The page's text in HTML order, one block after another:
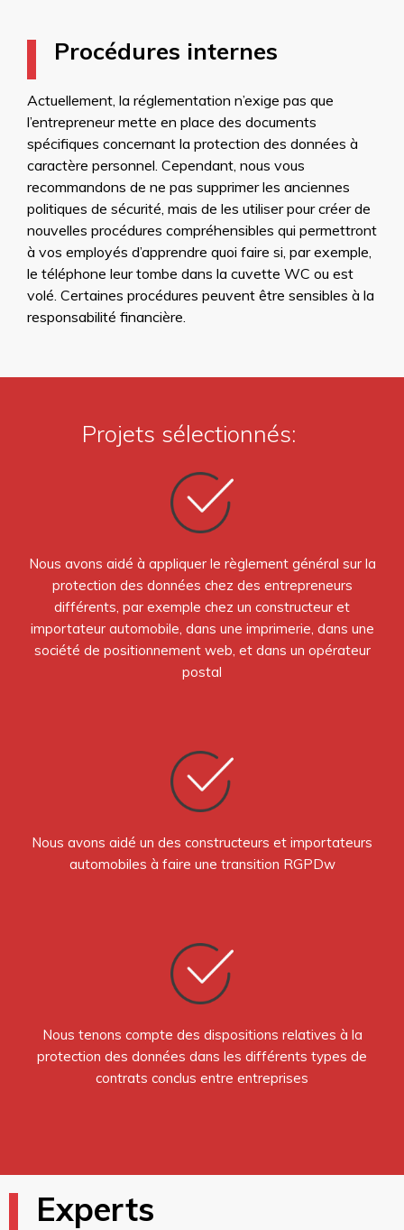
Procédures internes
Actuellement, la réglementation n’exige pas que
l’entrepreneur mette en place des documents
spécifiques concernant la protection des données à
caractère personnel. Cependant, nous vous
recommandons de ne pas supprimer les anciennes
politiques de sécurité, mais de les utiliser pour créer de
nouvelles procédures compréhensibles qui permettront
à vos employés d’apprendre quoi faire si, par exemple,
le téléphone leur tombe dans la cuvette WC ou est
volé. Certaines procédures peuvent être sensibles à la
responsabilité financière.
Projets sélectionnés:
Nous avons aidé à appliquer le règlement général sur la
protection des données chez des entrepreneurs
différents, par exemple chez un constructeur et
importateur automobile, dans une imprimerie, dans une
société de positionnement web, et dans un opérateur
postal
Nous avons aidé un des constructeurs et importateurs
automobiles à faire une transition RGPDw
Nous tenons compte des dispositions relatives à la
protection des données dans les différents types de
contrats conclus entre entreprises
Experts